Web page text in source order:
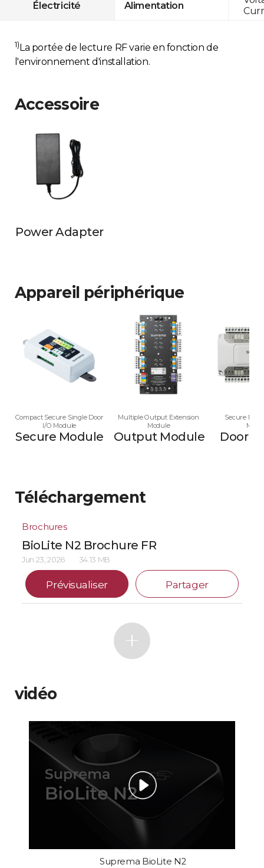
Électricité Alimentation
1) La portée de lecture RF varie en fonction de
l'environnement d'installation.
Accessoire
Power Adapter
Appareil périphérique
Compact Secure Single Door
I/O Module
Secure Module
Multiple Output Extension
Module
Output Module
Secure
Door
Téléchargement
Brochures
BioLite N2 Brochure FR
Jun 23, 2026 34.13 MB
Prévisualiser Partager
vidéo
Suprema BioLite N2